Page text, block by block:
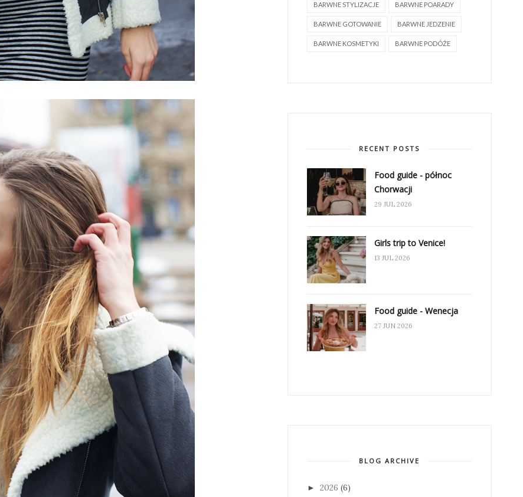
BARWNE STYLIZACJE BARWNE POARADY
BARWNE GOTOWANIE BARWNE JEDZENIE
BARWNE KOSMETYKI BARWNE PODÓŻE
RECENT POSTS
Food guide - północ
Chorwacji
29 JUL 2026
Girls trip to Venice!
13 JUL 2026
Food guide - Wenecja
27 JUN 2026
BLOG ARCHIVE
► 2026 (6)